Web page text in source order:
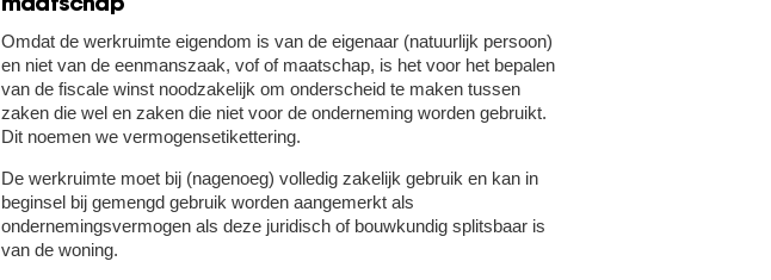
maatschap
Omdat de werkruimte eigendom is van de eigenaar (natuurlijk persoon)
en niet van de eenmanszaak, vof of maatschap, is het voor het bepalen
van de fiscale winst noodzakelijk om onderscheid te maken tussen
zaken die wel en zaken die niet voor de onderneming worden gebruikt.
Dit noemen we vermogensetikettering.
De werkruimte moet bij (nagenoeg) volledig zakelijk gebruik en kan in
beginsel bij gemengd gebruik worden aangemerkt als
ondernemingsvermogen als deze juridisch of bouwkundig splitsbaar is
van de woning.